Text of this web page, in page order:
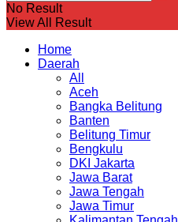
No Result
View All Result
Home
Daerah
All
Aceh
Bangka Belitung
Banten
Belitung Timur
Bengkulu
DKI Jakarta
Jawa Barat
Jawa Tengah
Jawa Timur